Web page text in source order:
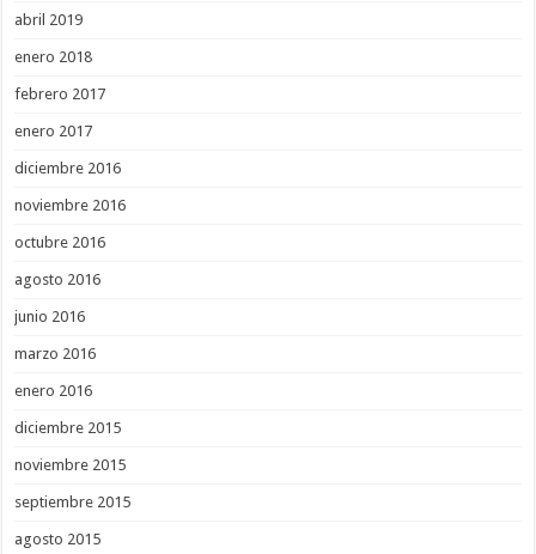
abril 2019
enero 2018
febrero 2017
enero 2017
diciembre 2016
noviembre 2016
octubre 2016
agosto 2016
junio 2016
marzo 2016
enero 2016
diciembre 2015
noviembre 2015
septiembre 2015
agosto 2015